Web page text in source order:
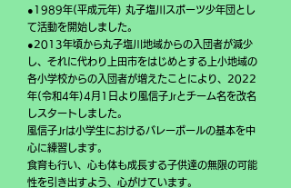
●1989年(平成元年) 丸子塩川スポーツ少年団とし
て活動を開始しました。
●2013年頃から丸子塩川地域からの入団者が減少
し、それに代わり上田市をはじめとする上小地域の
各小学校からの入団者が増えたことにより、2022
年(令和4年)4月1日より風信子Jrとチーム名を改名
しスタートしました。
風信子Jrは小学生におけるバレーボールの基本を中
心に練習します。
食育も行い、心も体も成長する子供達の無限の可能
性を引き出すよう、心がけています。